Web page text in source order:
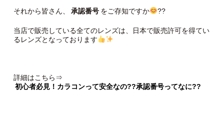
それから皆さん、 承認番号 をご存知ですか ??
当店で販売している全てのレンズは、日本で販売許可を得てい
るレンズとなっております
詳細はこちら⇒
初心者必見！カラコンって安全なの??承認番号ってなに??